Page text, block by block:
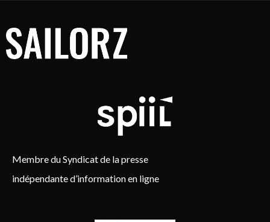
Membre du Syndicat de la presse
indépendante d’information en ligne